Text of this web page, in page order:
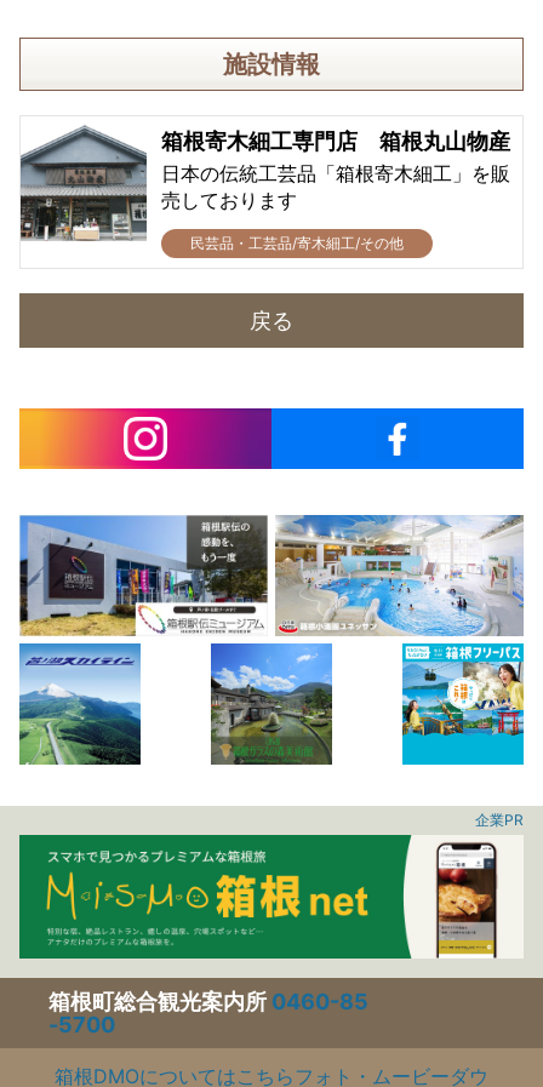
施設情報
箱根寄木細工専門店 箱根丸山物産
日本の伝統工芸品「箱根寄木細工」を販
売しております
民芸品・工芸品/寄木細工/その他
戻る
企業PR
箱根町総合観光案内所 0460-85
-5700
箱根DMOについてはこちらフォト・ムービーダウ